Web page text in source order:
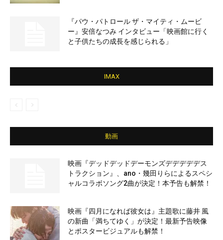
『パウ・パトロール ザ・マイティ・ムービ
ー』安倍なつみ インタビュー「映画館に行く
と子供たちの成長を感じられる」
IMAX
動画
映画『デッドデッドデーモンズデデデデデス
トラクション』、ano・幾田りらによるスペシ
ャルコラボソング2曲が決定！本予告も解禁！
映画『四月になれば彼女は』主題歌に藤井 風
の新曲「満ちてゆく」が決定！最新予告映像
とポスタービジュアルも解禁！